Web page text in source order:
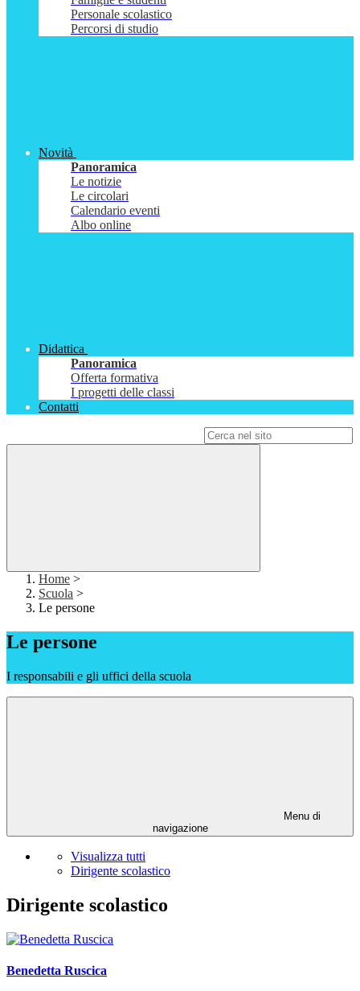
Personale scolastico
Percorsi di studio
Novità
Panoramica
Le notizie
Le circolari
Calendario eventi
Albo online
Didattica
Panoramica
Offerta formativa
I progetti delle classi
Contatti
Home >
Scuola >
Le persone
Le persone
I responsabili e gli uffici della scuola
Menu di
navigazione
Visualizza tutti
Dirigente scolastico
Dirigente scolastico
Benedetta Ruscica